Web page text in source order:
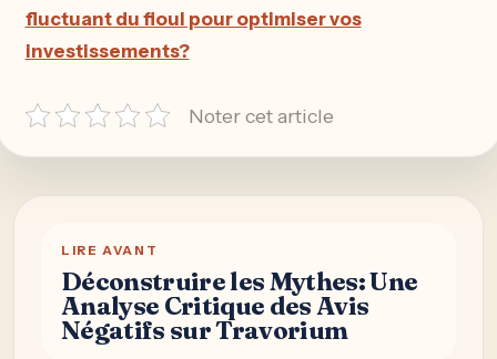
fluctuant du fioul pour optimiser vos
investissements?
Noter cet article
LIRE AVANT
Déconstruire les Mythes: Une
Analyse Critique des Avis
Négatifs sur Travorium